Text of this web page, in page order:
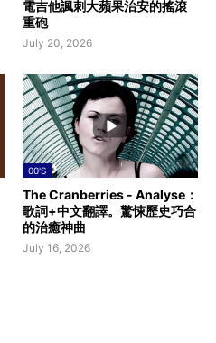
電吉他諷刺大蘋果治安的搖滾
重砲
July 20, 2026
00'S
The Cranberries - Analyse：
歌詞+中文翻譯。驚悚歷史巧合
的治癒神曲
July 16, 2026